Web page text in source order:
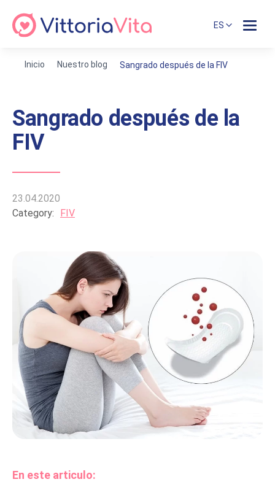
ES
Inicio Nuestro blog Sangrado después de la FIV
Sangrado después de la
FIV
23.04.2020
Category:
FIV
En este articulo: